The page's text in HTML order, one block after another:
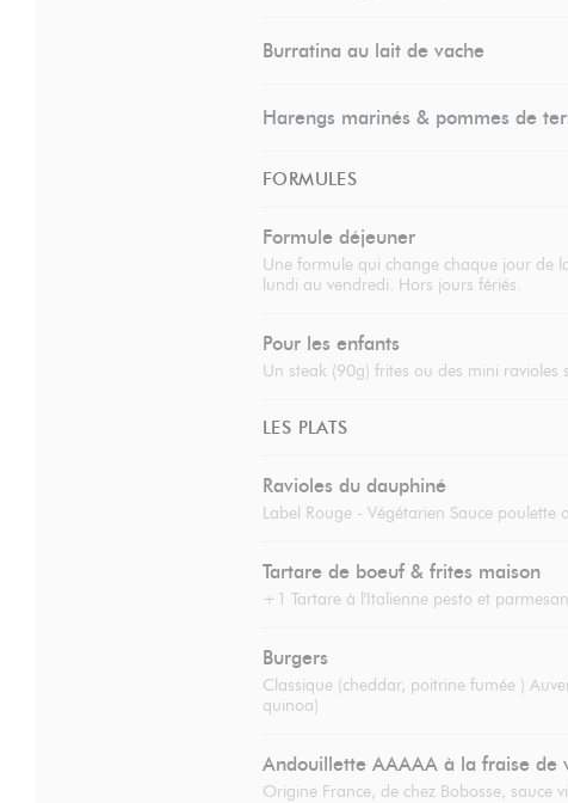
Burratina au lait de vache
Harengs marinés & pommes de
FORMULES
Formule déjeuner
Une formule qui change chaque jour de
lundi au vendredi. Hors jours fériés.
Pour les enfants
Un steak (90g) frites ou des mini
LES PLATS
Ravioles du dauphiné
Label Rouge - Végétarien Sauce poulette
Tartare de boeuf & frites maison
+1 Tartare à l'Italienne pesto et parmesan
Burgers
Classique (cheddar, poitrine fumée )
quinoa)
Andouillette AAAAA à la fraise de
Origine France, de chez Bobosse, sauce